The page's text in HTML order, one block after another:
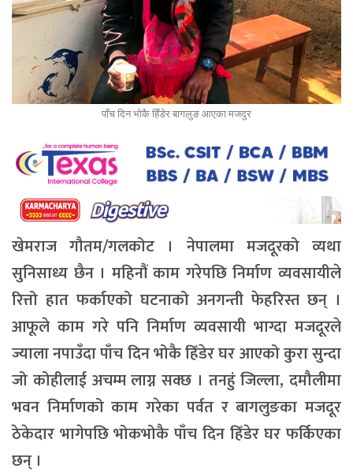
पाँच दिन भोकै हिँडेर बागलुङ आएका मजदुर
खेमराज गौतम/गलकोट । नेपालमा मजदूरको व्यथा
सुनिसाध्य छैन । महिनौं काम गरेपछि निर्माण व्यवसायीले
रित्तो हात फर्काएको घटनाको अनगन्ती फेहरिस्त छन् ।
आफूले काम गरे पनि निर्माण व्यवसायी भाग्दा मजदूरले
ज्याला नपाउँदा पाँच दिन भोकै हिँडेर घर आएको कुरा सुन्दा
जो कोहीलाई अचम्म लाग्न सक्छ । तनहुं जिल्ला, दमौलीमा
भवन निर्माणको काम गरेका पर्वत र बागलुङका मजदूर
ठेकेदार भागेपछि भोकभोकै पाँच दिन हिँडेर घर फर्किएका
छन् ।